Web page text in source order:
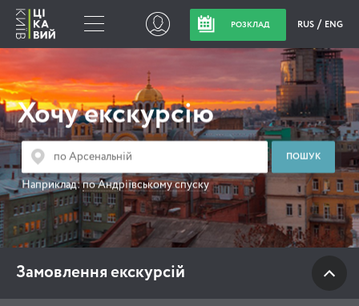
РОЗКЛАД RUS ENG
Хочу екскурсію
Наприклад:по Андріївському спуску
Замовлення екскурсій
Замовлення
екскурсій
+380 44 333-68-68
+380 68 121-44-58
tour@interesniy.kiev.ua
з 10.00 до 19:30 щоденно